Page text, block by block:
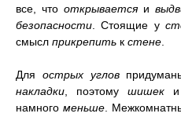
все, что открывается и
безопасности. Стоящие у
смысл прикрепить к стене.
Для острых углов
накладки, поэтому шишек
намного меньше.